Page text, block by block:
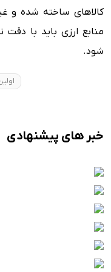
کالاهای ساخته شده و
منابع ارزی باید با
شود.
خبر های پیشنهادی